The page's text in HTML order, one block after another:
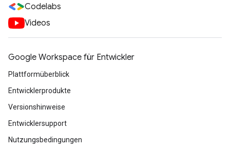
Codelabs
Videos
Google Workspace für Entwickler
Plattformüberblick
Entwicklerprodukte
Versionshinweise
Entwicklersupport
Nutzungsbedingungen